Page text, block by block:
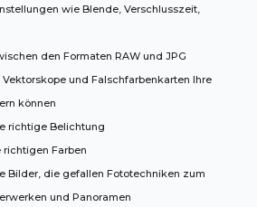
wie Blende, Verschlusszeit,
den Formaten RAW und JPG
und Falschfarbenkarten Ihre
können
richtige Belichtung
richtigen Farben
Bilder, die gefallen Fototechniken zum
und Panoramen